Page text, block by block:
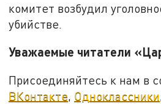
комитет возбудил
убийстве.
Уважаемые читатели
Присоединяйтесь к нам в
ВКонтакте, Одноклассники